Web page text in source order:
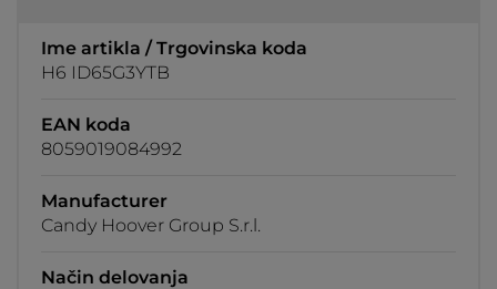
Ime artikla / Trgovinska koda
H6 ID65G3YTB
EAN koda
8059019084992
Manufacturer
Candy Hoover Group S.r.l.
Način delovanja